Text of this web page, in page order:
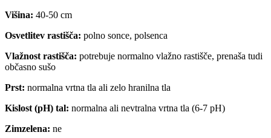
Višina: 40-50 cm
Osvetlitev rastišča: polno sonce, polsenca
Vlažnost rastišča: potrebuje normalno vlažno rastišče, prenaša tudi
občasno sušo
Prst: normalna vrtna tla ali zelo hranilna tla
Kislost (pH) tal: normalna ali nevtralna vrtna tla (6-7 pH)
Zimzelena: ne